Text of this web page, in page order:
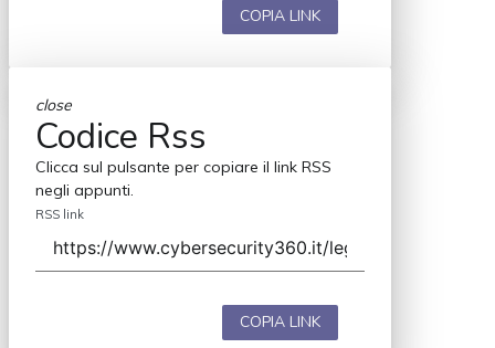
COPIA LINK
close
Codice Rss
Clicca sul pulsante per copiare il link RSS
negli appunti.
RSS link
COPIA LINK